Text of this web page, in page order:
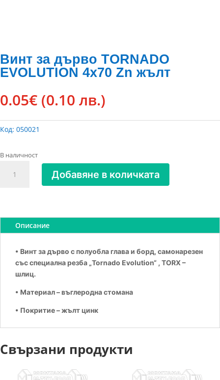
Винт за дърво TORNADO
EVOLUTION 4х70 Zn жълт
0.05€ (0.10 лв.)
Код: 050021
В наличност
TORNADO
EVOLUTION
жълт
Добавяне в количката
Описание
• Винт за дърво с полуоблаглава и борд, самонарезен
със специална резба „Tornado Evolution“ , TORX –
шлиц.
• Материал – въглеродна стомана
• Покритие – жълт цинк
Свързани продукти